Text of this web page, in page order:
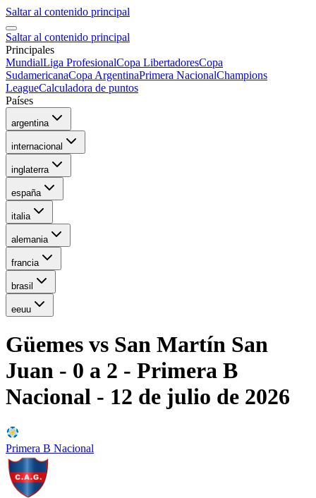
Saltar al contenido principal
Saltar al contenido principal
Principales
MundialLiga ProfesionalCopa LibertadoresCopa
SudamericanaCopa ArgentinaPrimera NacionalChampions
LeagueCalculadora de puntos
Países
argentina
internacional
inglaterra
españa
italia
alemania
francia
brasil
eeuu
Güemes vs San Martín San
Juan - 0 a 2 - Primera B
Nacional - 12 de julio de 2026
Primera B Nacional